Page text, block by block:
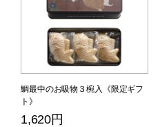
鯛最中のお吸物３椀入《限定ギフ
ト》
1,620円